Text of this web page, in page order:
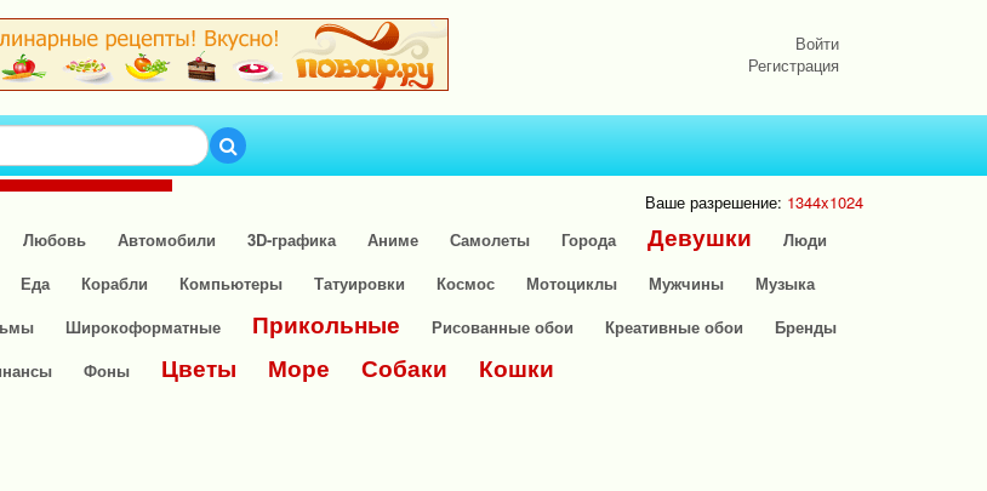
Войти
Регистрация
Ваше разрешение: 1344x1024
Любовь Автомобили 3D-графика Аниме Самолеты Города Девушки
Люди
Еда Корабли Компьютеры Татуировки Космос Мотоциклы Мужчины
Музыка
Широкоформатные Прикольные Рисованные обои Креативные обои Бренды
Фоны Цветы Море Собаки Кошки